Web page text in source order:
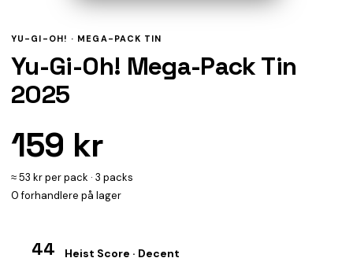
YU-GI-OH! · MEGA-PACK TIN
Yu-Gi-Oh! Mega-Pack Tin
2025
159 kr
≈ 53 kr per pack · 3 packs
0 forhandlere på lager
44 Heist Score · Decent